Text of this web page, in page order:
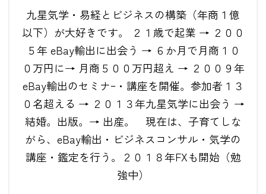
九星気学・易経とビジネスの構築（年商１億
以下）が大好きです。 ２１歳で起業 → ２００
５年 eBay輸出に出会う → ６か月で月商１０
０万円に→ 月商５００万円超え → ２００９年
eBay輸出のセミナｰ・講座を開催。参加者１３
０名超える → ２０１３年九星気学に出会う →
結婚。出版。→ 出産。 現在は、子育てしな
がら、eBay輸出・ビジネスコンサル・気学の
講座・鑑定を行う。２０１８年FXも開始（勉
強中）